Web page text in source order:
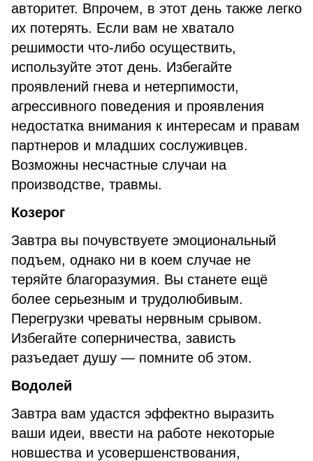
авторитет. Впрочем, в этот день также легко
их потерять. Если вам не хватало
решимости что-либо осуществить,
используйте этот день. Избегайте
проявлений гнева и нетерпимости,
агрессивного поведения и проявления
недостатка внимания к интересам и правам
партнеров и младших сослуживцев.
Возможны несчастные случаи на
производстве, травмы.
Козерог
Завтра вы почувствуете эмоциональный
подъем, однако ни в коем случае не
теряйте благоразумия. Вы станете ещё
более серьезным и трудолюбивым.
Перегрузки чреваты нервным срывом.
Избегайте соперничества, зависть
разъедает душу — помните об этом.
Водолей
Завтра вам удастся эффектно выразить
ваши идеи, ввести на работе некоторые
новшества и усовершенствования,